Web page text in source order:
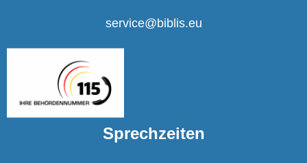
service@biblis.eu
Sprechzeiten